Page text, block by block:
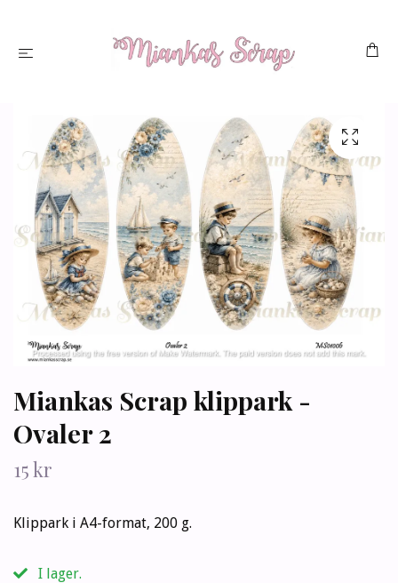
Miankas Scrap klippark -
Ovaler 2
15 kr
Klippark i A4-format, 200 g.
I lager.